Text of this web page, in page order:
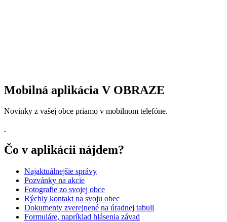
Mobilná aplikácia V OBRAZE
Novinky z vašej obce priamo v mobilnom telefóne.
Čo v aplikácii nájdem?
Najaktuálnejšie správy
Pozvánky na akcie
Fotografie zo svojej obce
Rýchly kontakt na svoju obec
Dokumenty zverejnené na úradnej tabuli
Formuláre, napríklad hlásenia závad